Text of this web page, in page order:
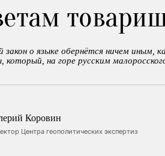
закон о языке обернётся ничем иным,
который, на горе русским
Коровин
Центра геополитических экспертиз